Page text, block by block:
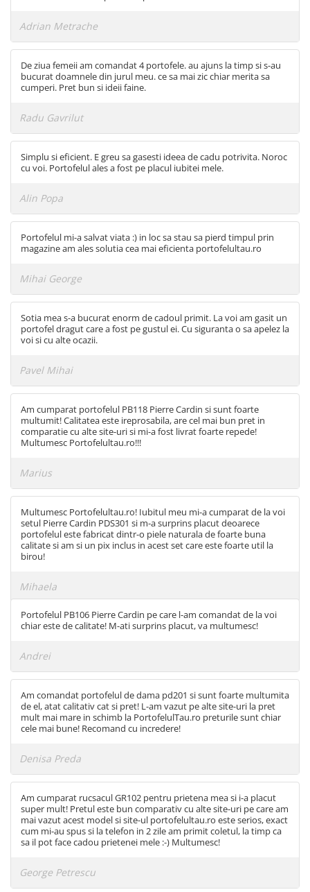
Adrian Metrache
De ziua femeii am comandat 4 portofele. au ajuns la timp si s-au
bucurat doamnele din jurul meu. ce sa mai zic chiar merita sa
cumperi. Pret bun si ideii faine.
Radu Gavrilut
Simplu si eficient. E greu sa gasesti ideea de cadu potrivita. Noroc
cu voi. Portofelul ales a fost pe placul iubitei mele.
Alin Popa
Portofelul mi-a salvat viata :) in loc sa stau sa pierd timpul prin
magazine am ales solutia cea mai eficienta portofelultau.ro
Mihai George
Sotia mea s-a bucurat enorm de cadoul primit. La voi am gasit un
portofel dragut care a fost pe gustul ei. Cu siguranta o sa apelez la
voi si cu alte ocazii.
Pavel Mihai
Am cumparat portofelul PB118 Pierre Cardin si sunt foarte
multumit! Calitatea este ireprosabila, are cel mai bun pret in
comparatie cu alte site-uri si mi-a fost livrat foarte repede!
Multumesc Portofelultau.ro!!!
Marius
Multumesc Portofelultau.ro! Iubitul meu mi-a cumparat de la voi
setul Pierre Cardin PDS301 si m-a surprins placut deoarece
portofelul este fabricat dintr-o piele naturala de foarte buna
calitate si am si un pix inclus in acest set care este foarte util la
birou!
Mihaela
Portofelul PB106 Pierre Cardin pe care l-am comandat de la voi
chiar este de calitate! M-ati surprins placut, va multumesc!
Andrei
Am comandat portofelul de dama pd201 si sunt foarte multumita
de el, atat calitativ cat si pret! L-am vazut pe alte site-uri la pret
mult mai mare in schimb la PortofelulTau.ro preturile sunt chiar
cele mai bune! Recomand cu incredere!
Denisa Preda
Am cumparat rucsacul GR102 pentru prietena mea si i-a placut
super mult! Pretul este bun comparativ cu alte site-uri pe care am
mai vazut acest model si site-ul portofelultau.ro este serios, exact
cum mi-au spus si la telefon in 2 zile am primit coletul, la timp ca
sa il pot face cadou prietenei mele :-) Multumesc!
George Petrescu